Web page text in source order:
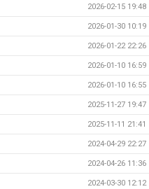
2026-02-15 19:48
2026-01-30 10:19
2026-01-22 22:26
2026-01-10 16:59
2026-01-10 16:55
2025-11-27 19:47
2025-11-11 21:41
2024-04-29 22:27
2024-04-26 11:36
2024-03-30 12:12